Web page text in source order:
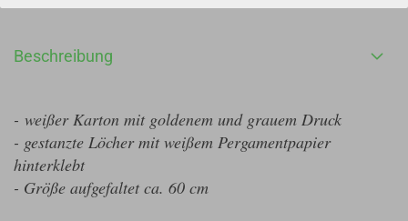
Beschreibung
- weißer Karton mit goldenem und grauem Druck
- gestanzte Löcher mit weißem Pergamentpapier
hinterklebt
- Größe aufgefaltet ca. 60 cm